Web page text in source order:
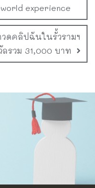
experience
ดคลิปฉันในรั้วรามฯ
ลรวม 31,000 บาท